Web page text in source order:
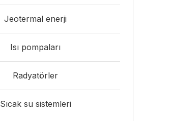
Jeotermal enerji
Isı pompaları
Radyatörler
Sıcak su sistemleri